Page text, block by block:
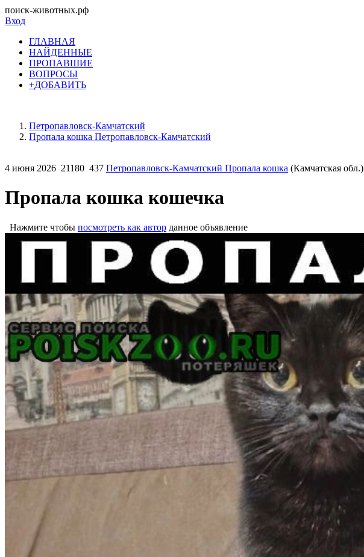
поиск-животных.рф
Вход
ГЛАВНАЯ
НАЙДЕННЫЕ
ПРОПАВШИЕ
ВОПРОСЫ
+ДОБАВИТЬ
Петропавловск-Камчатский
Пропала кошка Петропавловск-Камчатский
4 июня 2026 21180 437 Петропавловск-Камчатский Пропала кошка (Камчатская обл.)
Пропала кошка кошечка
Нажмите чтобы посмотреть как автор данное объявление